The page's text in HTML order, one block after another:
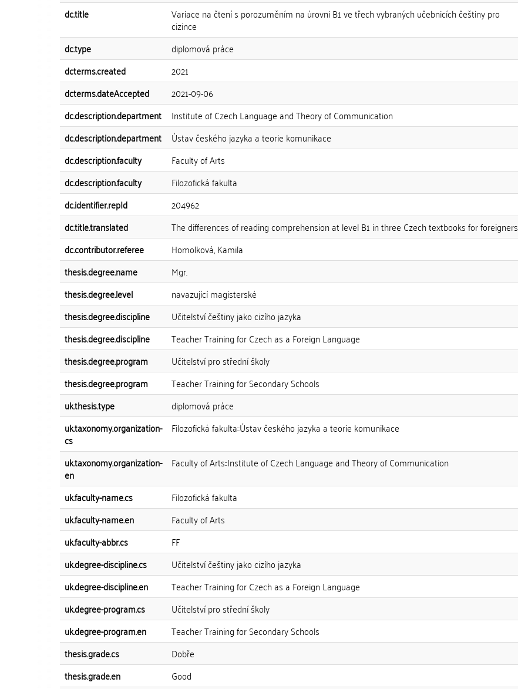
dc.title
Variace na čtení s porozuměním na úrovni B1 ve třech vybraných učebnicích češtiny pro
cizince
dc.type diplomová práce
dcterms.created
2021
dcterms.dateAccepted
2021-09-06
dc.description.department
Institute of Czech Language and Theory of Communication
dc.description.department
Ústav českého jazyka a teorie komunikace
dc.description.faculty
Faculty of Arts
dc.description.faculty
Filozofická fakulta
dc.identifier.repId
204962
dc.title.translated
The differences of reading comprehension at level B1 in three Czech textbooks for foreigners
dc.contributor.referee
Homolková, Kamila
thesis.degree.name
Mgr.
thesis.degree.level
navazující magisterské
thesis.degree.discipline
Učitelství češtiny jako cizího jazyka
thesis.degree.discipline
Teacher Training for Czech as a Foreign Language
thesis.degree.program
Učitelství pro střední školy
thesis.degree.program
Teacher Training for Secondary Schools
uk.thesis.type
diplomová práce
uk.taxonomy.organization-
cs
Filozofická fakulta::Ústav českého jazyka a teorie komunikace
uk.taxonomy.organization-
en
Faculty of Arts::Institute of Czech Language and Theory of Communication
uk.faculty-name.cs Filozofická fakulta
uk.faculty-name.en
Faculty of Arts
uk.faculty-abbr.cs
FF
uk.degree-discipline.cs
Učitelství češtiny jako cizího jazyka
uk.degree-discipline.en
Teacher Training for Czech as a Foreign Language
uk.degree-program.cs
Učitelství pro střední školy
uk.degree-program.en
Teacher Training for Secondary Schools
thesis.grade.cs
Dobře
thesis.grade.en
Good